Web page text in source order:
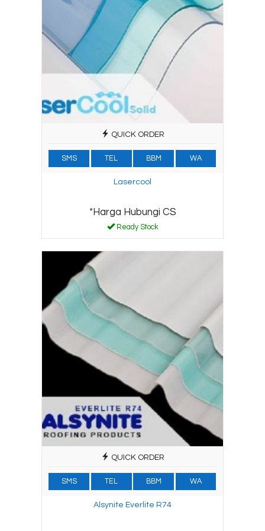
QUICK ORDER
SMS TEL BBM WA
Lasercool
*Harga Hubungi CS
Ready Stock
QUICK ORDER
SMS TEL BBM WA
Alsynite Everlite R74